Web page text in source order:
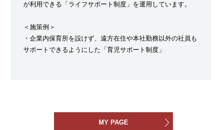
が利用できる「ライフサポート制度」を運用しています。
＜施策例＞
・企業内保育所を設けず、遠方在住や本社勤務以外の社員も
サポートできるようにした「育児サポート制度」
MY PAGE